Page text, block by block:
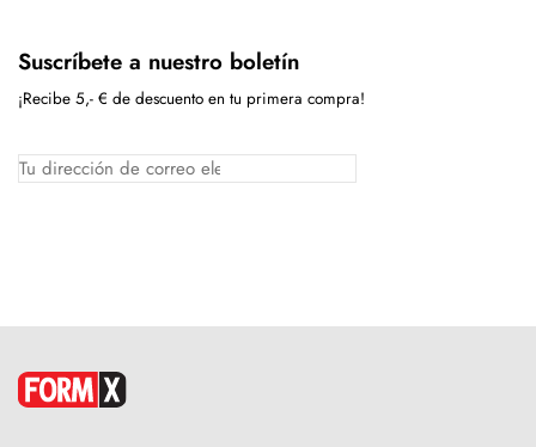
Suscríbete a nuestro boletín
¡Recibe 5,- € de descuento en tu primera compra!